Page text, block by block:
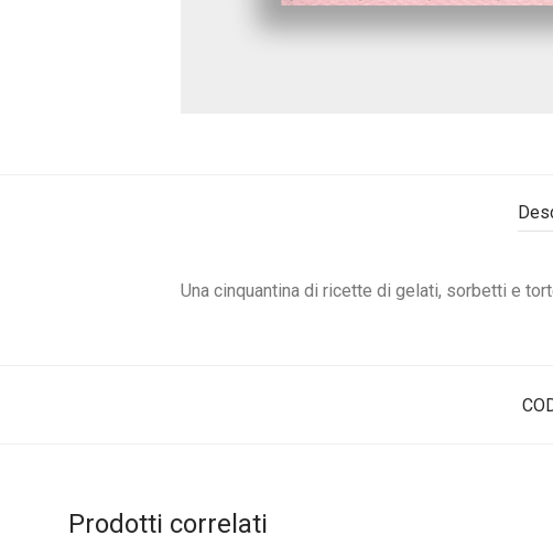
Una cinquantina di ricette di gelati, sorbetti e
Prodotti correlati